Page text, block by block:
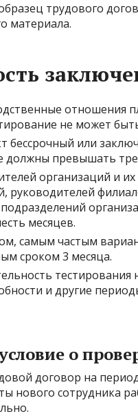
трудового
материала.
отношения
не может
бессрочный или
должны превышать
организаций и
руководителей
месяцев.
самым частым
сроком 3 месяца.
и другие
о
договор на
нового сотрудника